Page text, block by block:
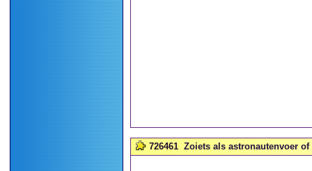
726461 Zoiets als astronautenvoer of